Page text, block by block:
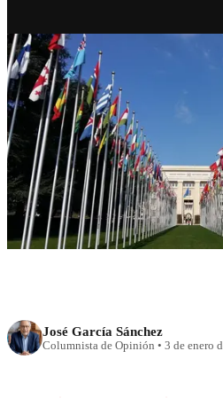
RECIENTE
El regreso a la
José García Sánchez
Columnista de Opinión • 3 de enero